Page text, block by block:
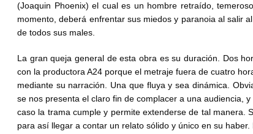
(Joaquin Phoenix) el cual es un hombre retraído,
momento, deberá enfrentar sus miedos y paranoia al salir
de todos sus males.
La gran queja general de esta obra es su duración. Dos
con la productora A24 porque el metraje fuera de cuatro
mediante su narración. Una que fluya y sea dinámica.
se nos presenta el claro fin de complacer a una audiencia,
caso la trama cumple y permite extenderse de tal manera.
para así llegar a contar un relato sólido y único en su